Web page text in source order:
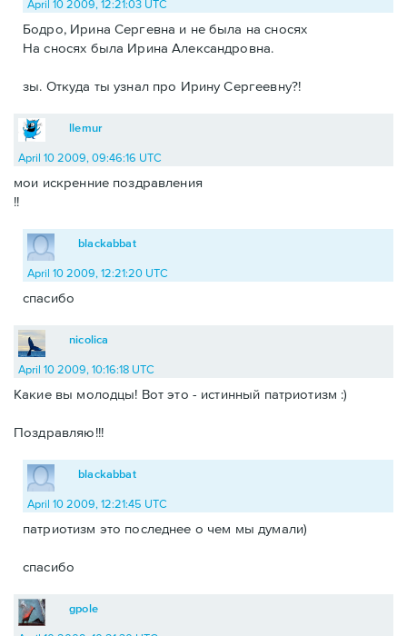
April 10 2009, 12:21:03 UTC
Бодро, Ирина Сергевна и не была на сносях
На сносях была Ирина Александровна.
зы. Откуда ты узнал про Ирину Сергеевну?!
llemur
April 10 2009, 09:46:16 UTC
мои искренние поздравления
!!
blackabbat
April 10 2009, 12:21:20 UTC
спасибо
nicolica
April 10 2009, 10:16:18 UTC
Какие вы молодцы! Вот это - истинный патриотизм :)
Поздравляю!!!
blackabbat
April 10 2009, 12:21:45 UTC
патриотизм это последнее о чем мы думали)
спасибо
gpole